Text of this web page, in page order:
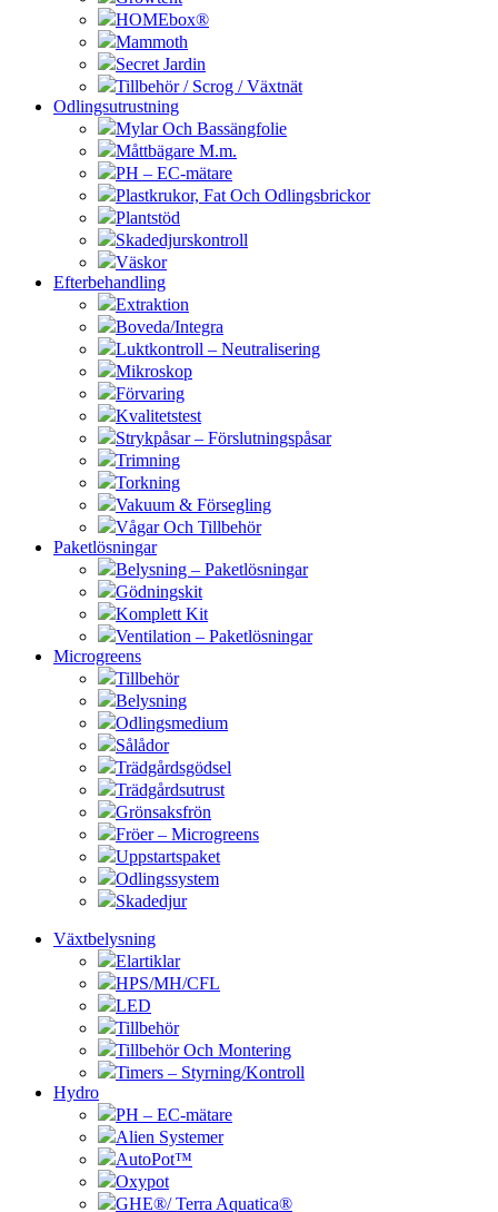
HOMEbox®
Mammoth
Secret Jardin
Tillbehör / Scrog / Växtnät
Odlingsutrustning
Mylar Och Bassängfolie
Måttbägare M.m.
PH – EC-mätare
Plastkrukor, Fat Och Odlingsbrickor
Plantstöd
Skadedjurskontroll
Väskor
Efterbehandling
Extraktion
Boveda/Integra
Luktkontroll – Neutralisering
Mikroskop
Förvaring
Kvalitetstest
Strykpåsar – Förslutningspåsar
Trimning
Torkning
Vakuum & Försegling
Vågar Och Tillbehör
Paketlösningar
Belysning – Paketlösningar
Gödningskit
Komplett Kit
Ventilation – Paketlösningar
Microgreens
Tillbehör
Belysning
Odlingsmedium
Sålådor
Trädgårdsgödsel
Trädgårdsutrust
Grönsaksfrön
Fröer – Microgreens
Uppstartspaket
Odlingssystem
Skadedjur
Växtbelysning
Elartiklar
HPS/MH/CFL
LED
Tillbehör
Tillbehör Och Montering
Timers – Styrning/Kontroll
Hydro
PH – EC-mätare
Alien Systemer
AutoPot™
Oxypot
GHE®/ Terra Aquatica®